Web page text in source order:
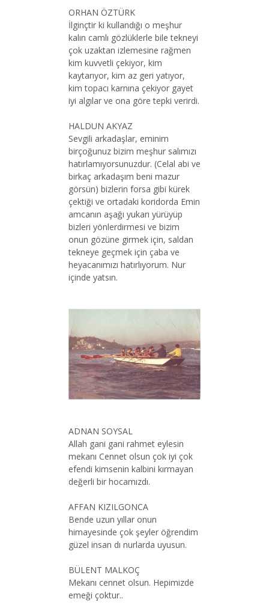
ORHAN ÖZTÜRK
İlginçtir ki kullandığı o meşhur
kalın camlı gözlüklerle bile tekneyi
çok uzaktan izlemesine rağmen
kim kuvvetli çekiyor, kim
kaytarıyor, kim az geri yatıyor,
kim topacı karnına çekiyor gayet
iyi algılar ve ona göre tepki verirdi.
HALDUN AKYAZ
Sevgili arkadaşlar, eminim
birçoğunuz bizim meşhur salımızı
hatırlamıyorsunuzdur. (Celal abi ve
birkaç arkadaşım beni mazur
görsün) bizlerin forsa gibi kürek
çektiği ve ortadaki koridorda Emin
amcanın aşağı yukarı yürüyüp
bizleri yönlerdirmesi ve bizim
onun gözüne girmek için, saldan
tekneye geçmek için çaba ve
heyacanımızı hatırlıyorum. Nur
içinde yatsın.
ADNAN SOYSAL
Allah gani gani rahmet eylesin
mekanı Cennet olsun çok iyi çok
efendi kimsenin kalbini kırmayan
değerli bir hocamızdı.
AFFAN KIZILGONCA
Bende uzun yıllar onun
himayesinde çok şeyler öğrendim
güzel insan dı nurlarda uyusun.
BÜLENT MALKOÇ
Mekanı cennet olsun. Hepimizde
emeği çoktur..